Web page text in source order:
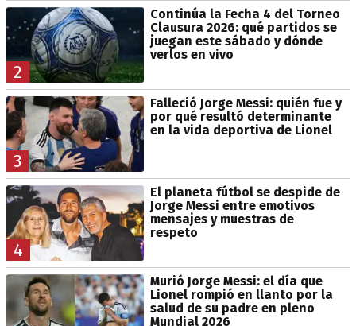
2
Continúa la Fecha 4 del Torneo
Clausura 2026: qué partidos se
juegan este sábado y dónde
verlos en vivo
3
Falleció Jorge Messi: quién fue y
por qué resultó determinante
en la vida deportiva de Lionel
4
El planeta fútbol se despide de
Jorge Messi entre emotivos
mensajes y muestras de
respeto
Murió Jorge Messi: el día que
Lionel rompió en llanto por la
salud de su padre en pleno
Mundial 2026